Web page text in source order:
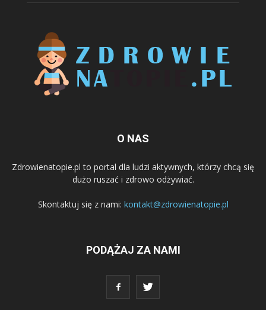
O NAS
Zdrowienatopie.pl to portal dla ludzi aktywnych, którzy chcą się
dużo ruszać i zdrowo odżywiać.
Skontaktuj się z nami: kontakt@zdrowienatopie.pl
PODĄŻAJ ZA NAMI